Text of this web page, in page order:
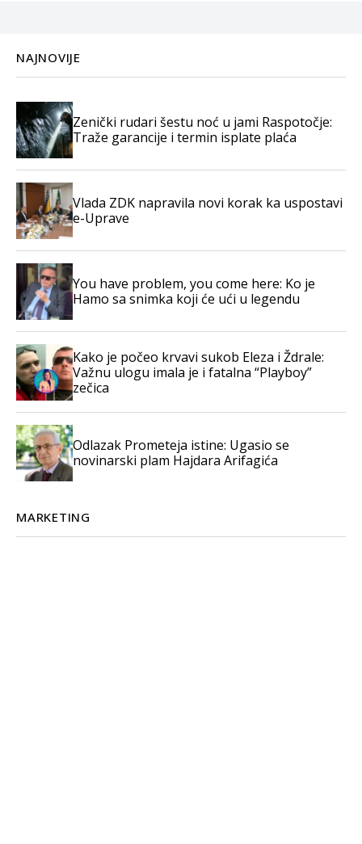
NAJNOVIJE
Zenički rudari šestu noć u jami Raspotočje:
Traže garancije i termin isplate plaća
Vlada ZDK napravila novi korak ka uspostavi
e-Uprave
You have problem, you come here: Ko je
Hamo sa snimka koji će ući u legendu
Kako je počeo krvavi sukob Eleza i Ždrale:
Važnu ulogu imala je i fatalna “Playboy”
zečica
Odlazak Prometeja istine: Ugasio se
novinarski plam Hajdara Arifagića
MARKETING